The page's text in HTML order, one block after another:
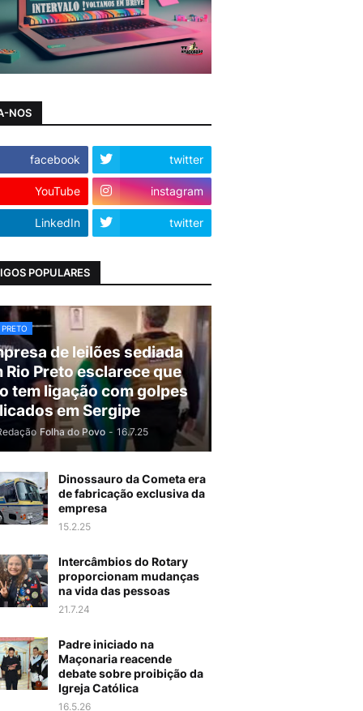
NOS
facebook twitter
YouTube instagram
LinkedIn twitter
POPULARES
de leilões sediada
Rio Preto esclarece que
tem ligação com golpes
em Sergipe
Folha do Povo - 16.7.25
Dinossauro da Cometa era
de fabricação exclusiva da
empresa
15.2.25
Intercâmbios do Rotary
proporcionam mudanças
na vida das pessoas
21.7.24
Padre iniciado na
Maçonaria reacende
debate sobre proibição da
Igreja Católica
16.5.26